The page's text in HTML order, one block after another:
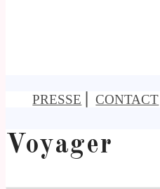
PRESSE ⎢CONTACT
Voyager